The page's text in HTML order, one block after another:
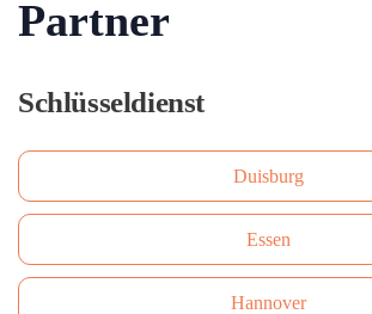
Partner
Schlüsseldienst
Duisburg
Essen
Hannover